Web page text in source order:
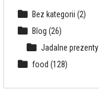
Bez kategorii (2)
Blog (26)
Jadalne prezenty
food (128)